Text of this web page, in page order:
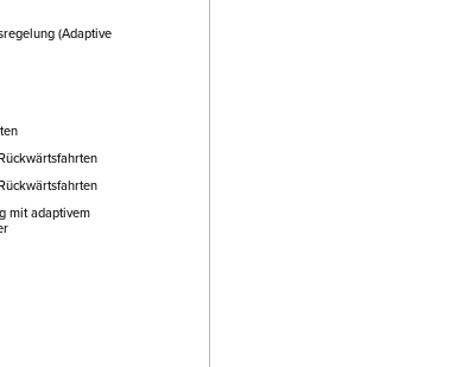
(Adaptive
mit adaptivem